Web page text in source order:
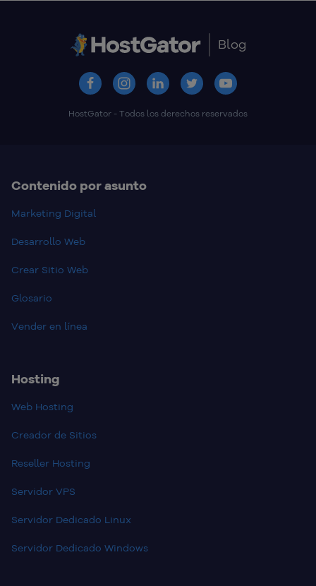
Blog
HostGator - Todos los derechos reservados
Contenido por asunto
Marketing Digital
Desarrollo Web
Crear Sitio Web
Glosario
Vender en línea
Hosting
Web Hosting
Creador de Sitios
Reseller Hosting
Servidor VPS
Servidor Dedicado Linux
Servidor Dedicado Windows